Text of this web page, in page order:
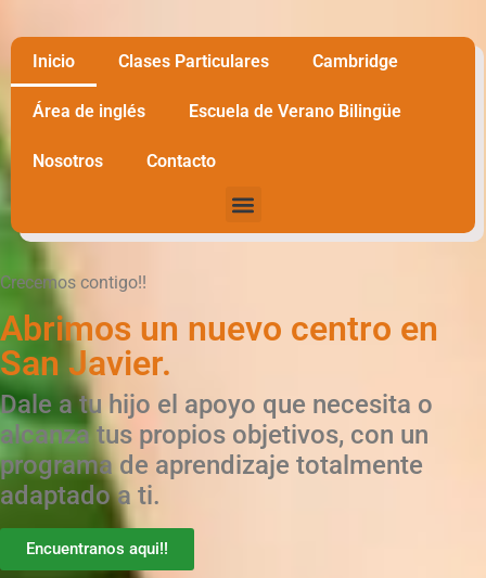
Inicio Clases Particulares Cambridge
Área de inglés Escuela de Verano Bilingüe
Nosotros Contacto
Crecemos contigo!!
Abrimos un nuevo centro en
San Javier.
Dale a tu hijo el apoyo que necesita o
alcanza tus propios objetivos, con un
programa de aprendizaje totalmente
adaptado a ti.
Encuentranos aqui!!